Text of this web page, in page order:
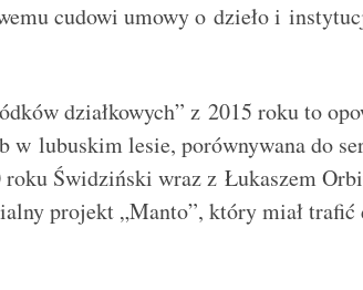
cudowi umowy o dzieło i
działkowych” z 2015 roku to
w lubuskim lesie, porównywana do
Świdziński wraz z Łukaszem
projekt „Manto”, który miał trafić